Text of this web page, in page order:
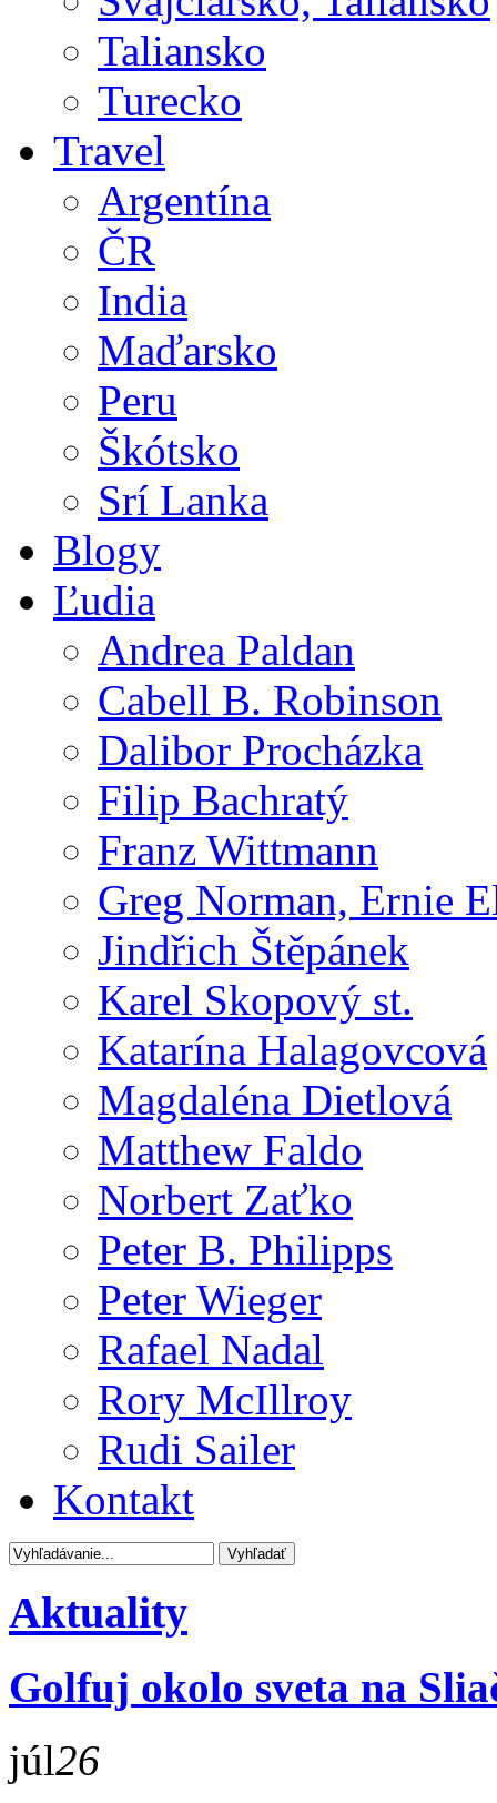
Taliansko
Turecko
Travel
Argentína
ČR
India
Maďarsko
Peru
Škótsko
Srí Lanka
Blogy
Ľudia
Andrea Paldan
Cabell B. Robinson
Dalibor Procházka
Filip Bachratý
Franz Wittmann
Greg Norman, Ernie
Jindřich Štěpánek
Karel Skopový st.
Katarína Halagovcová
Magdaléna Dietlová
Matthew Faldo
Norbert Zaťko
Peter B. Philipps
Peter Wieger
Rafael Nadal
Rory McIllroy
Rudi Sailer
Kontakt
Aktuality
Golfuj okolo sveta na
júl26